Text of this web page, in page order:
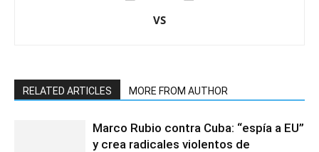
VS
RELATED ARTICLES MORE FROM AUTHOR
Marco Rubio contra Cuba: “espía a EU”
y crea radicales violentos de